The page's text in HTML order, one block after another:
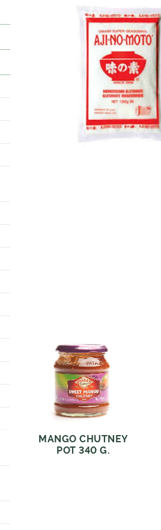
MANGO CHUTNEY
POT 340 G.